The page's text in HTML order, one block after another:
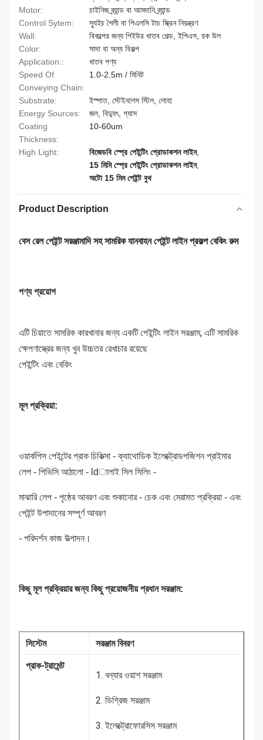
Motor:
চাইনিজ ব্র্যান্ড বা আমদানি ব্র্যান্ড
Control Sytem:
স্যুইচ শৈলী বা পিএলসি টাচ স্ক্রিন নিয়ন্ত্রণ
Wall:
বিকল্পের জন্য পিইউর ধাতব শেল্ড, ইপিএস, রক উল
Color:
সাদা বা অন্য বিকল্প
Application::
ধাতব পণ্য
Speed Of
Conveying Chain:
1.0-2.5m / মিনিট
Substrate:
ইস্পাত, স্টেইনলেস স্টিল, লোহা
Energy Sources:
জল, বিদ্যুৎ, গ্যাস
Coating
Thickness:
10-60um
High Light: বিজেডবি স্প্রে পেইন্টিং প্রোডাকশন লাইন,
15 মিমি স্প্রে পেইন্টিং প্রোডাকশন লাইন,
অটো 15 মিম পেইন্ট বুথ
Product Description
বেস রেল পেইন্ট সরঞ্জামাদি সহ সামরিক যানবাহন পেইন্ট লাইন প্রকল্প বেকিং রুম
পণ্য প্রয়োগ
এটি চিয়াতে সামরিক কারখানার জন্য একটি পেইন্টিং লাইন সরঞ্জাম, এটি সামরিক
ক্ষেপণাস্ত্রের জন্য খুব উচ্চতর রেখাচার রয়েছে
পেইন্টিং এবং বেকিং
মূল প্রক্রিয়া:
ওয়ার্কপিস পেইন্টের প্রাক চিকিত্সা - ক্যাথোডিক ইলেক্ট্রোডপজিশন প্রাইমার
লেপ - পিভিসি আঠালো - ldালাই সিল সিলিং -
মাঝারি লেপ - পৃষ্ঠের আবরণ এবং শুকানোর - চেক এবং মেরামত প্রক্রিয়া - এবং
পেইন্ট উপাদানের সম্পূর্ণ আবরণ
- পরিদর্শন কাজ উত্পাদন।
কিছু মূল প্রক্রিয়ার জন্য কিছু প্রয়োজনীয় প্রধান সরঞ্জাম:
সিস্টেম
সরঞ্জাম বিবরণ
প্রাক-ট্রামেন্ট
1. বন্যার ওয়াশ সরঞ্জাম
2. ডিগ্রিজ সরঞ্জাম
3. ইলেক্ট্রোফোরসিস সরঞ্জাম